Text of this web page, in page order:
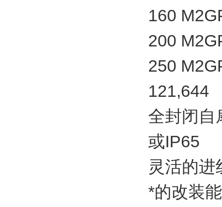
160
200
250
121,644
全封闭自
或IP65
灵活的进
*的改装